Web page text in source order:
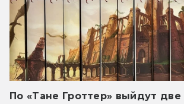
По «Тане Гроттер» выйдут